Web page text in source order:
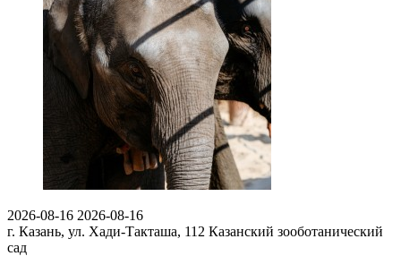
2026-08-16 2026-08-16
г. Казань, ул. Хади-Такташа, 112 Казанский зооботанический
сад